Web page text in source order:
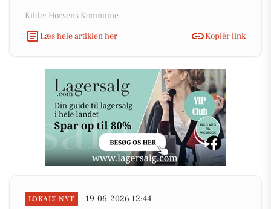
Kilde: Horsens Kommune
Læs hele artiklen her
Kopiér link
LOKALT NYT 19-06-2026 12:44